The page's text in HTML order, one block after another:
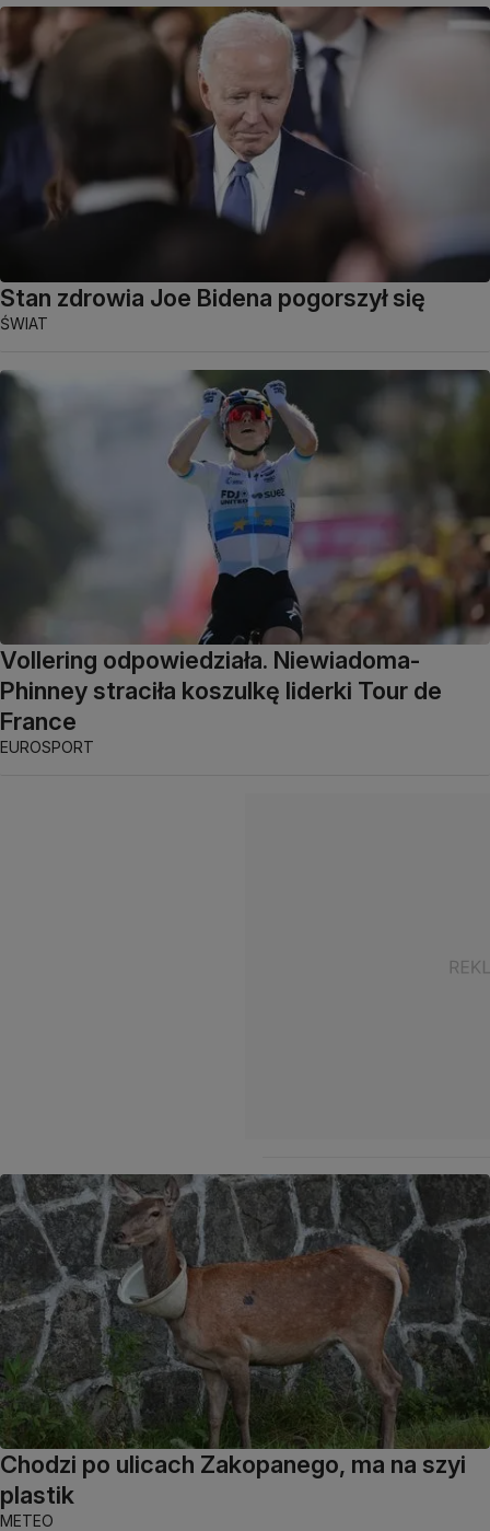
Stan zdrowia Joe Bidena pogorszył się
ŚWIAT
Vollering odpowiedziała. Niewiadoma-
Phinney straciła koszulkę liderki Tour de
France
EUROSPORT
Chodzi po ulicach Zakopanego, ma na szyi
plastik
METEO